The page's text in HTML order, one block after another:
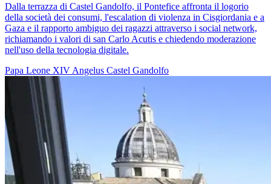
Dalla terrazza di Castel Gandolfo, il Pontefice affronta il logorio
della società dei consumi, l'escalation di violenza in Cisgiordania e a
Gaza e il rapporto ambiguo dei ragazzi attraverso i social network,
richiamando i valori di san Carlo Acutis e chiedendo moderazione
nell'uso della tecnologia digitale.
Papa Leone XIV Angelus Castel Gandolfo